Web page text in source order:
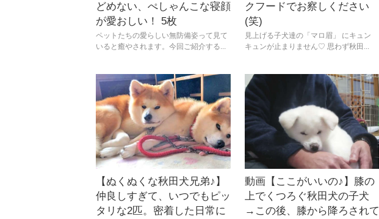
どめない、ぺしゃんこな寝顔
が愛おしい！ 5枚
ペットたちの愛らしい無防備姿って見て
いると癒やされます。今回ご紹介する...
クフードでお察しください
(笑)
見上げる子犬達の「マロ眉」 にキュン
キュンが止まりません♡ 思わず秋田...
【ぬくぬくな秋田犬兄弟♪】
仲良しすぎて、いつでもピッ
タリな2匹。密着した日常に
動画【ここがいいの♪】膝の
上でくつろぐ秋田犬の子犬
→この後、膝から降ろされて